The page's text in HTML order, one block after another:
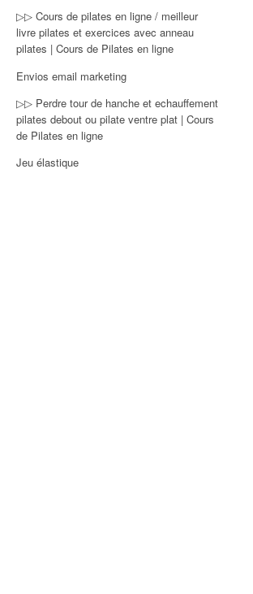
▷▷ Cours de pilates en ligne / meilleur
livre pilates et exercices avec anneau
pilates | Cours de Pilates en ligne
Envios email marketing
▷▷ Perdre tour de hanche et echauffement
pilates debout ou pilate ventre plat | Cours
de Pilates en ligne
Jeu élastique